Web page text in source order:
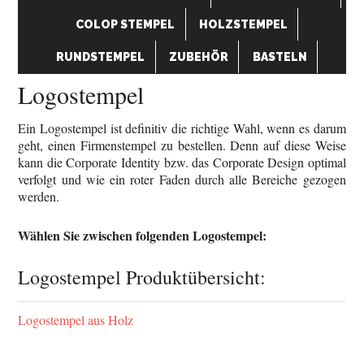
COLOP STEMPEL HOLZSTEMPEL
RUNDSTEMPEL ZUBEHÖR BASTELN
Logostempel
Ein Logostempel ist definitiv die richtige Wahl, wenn es darum
geht, einen Firmenstempel zu bestellen. Denn auf diese Weise
kann die Corporate Identity bzw. das Corporate Design optimal
verfolgt und wie ein roter Faden durch alle Bereiche gezogen
werden.
Wählen Sie zwischen folgenden Logostempel:
Logostempel Produktübersicht:
Logostempel aus Holz